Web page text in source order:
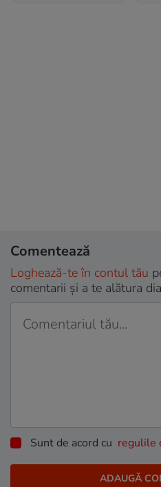
Comentează
Loghează-te în contul tău
comentarii și a te alătura
Sunt de acord cu regulile